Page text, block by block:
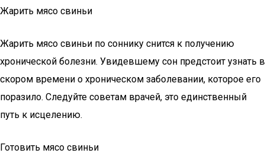
Жарить мясо свиньи
Жарить мясо свиньи по соннику снится к получению
хронической болезни. Увидевшему сон предстоит узнать в
скором времени о хроническом заболевании, которое его
поразило. Следуйте советам врачей, это единственный
путь к исцелению.
Готовить мясо свиньи